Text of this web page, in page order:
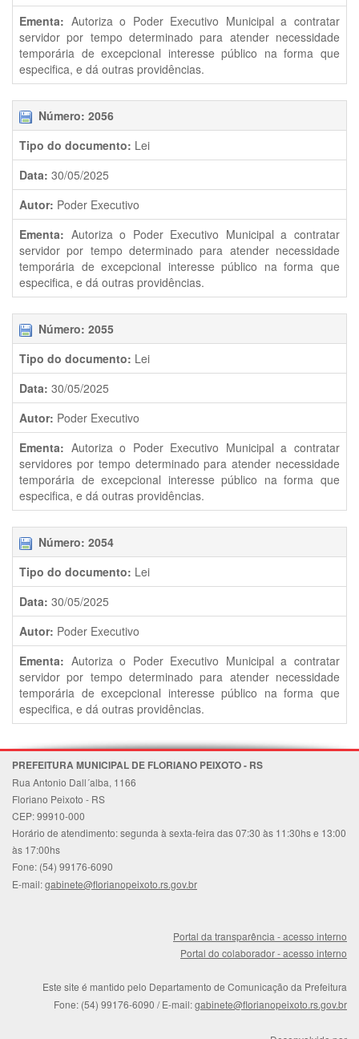
Ementa: Autoriza o Poder Executivo Municipal a contratar
servidor por tempo determinado para atender necessidade
temporária de excepcional interesse público na forma que
especifica, e dá outras providências.
Número: 2056
Tipo do documento: Lei
Data: 30/05/2025
Autor: Poder Executivo
Ementa: Autoriza o Poder Executivo Municipal a contratar
servidor por tempo determinado para atender necessidade
temporária de excepcional interesse público na forma que
especifica, e dá outras providências.
Número: 2055
Tipo do documento: Lei
Data: 30/05/2025
Autor: Poder Executivo
Ementa: Autoriza o Poder Executivo Municipal a contratar
servidores por tempo determinado para atender necessidade
temporária de excepcional interesse público na forma que
especifica, e dá outras providências.
Número: 2054
Tipo do documento: Lei
Data: 30/05/2025
Autor: Poder Executivo
Ementa: Autoriza o Poder Executivo Municipal a contratar
servidor por tempo determinado para atender necessidade
temporária de excepcional interesse público na forma que
especifica, e dá outras providências.
PREFEITURA MUNICIPAL DE FLORIANO PEIXOTO - RS
Rua Antonio Dall´alba, 1166
Floriano Peixoto - RS
CEP: 99910-000
Horário de atendimento: segunda à sexta-feira das 07:30 às 11:30hs e 13:00
às 17:00hs
Fone: (54) 99176-6090
E-mail:gabinete@florianopeixoto.rs.gov.br
Portal da transparência - acesso interno
Portal do colaborador - acesso interno
Este site é mantido pelo Departamento de Comunicação da Prefeitura
Fone: (54) 99176-6090 / E-mail:gabinete@florianopeixoto.rs.gov.br